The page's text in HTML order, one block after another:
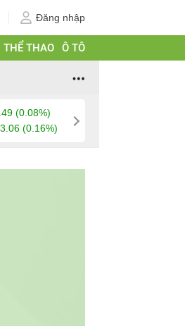
Đăng nhập
THỂ THAO Ô TÔ
(0.08%)
(0.16%)